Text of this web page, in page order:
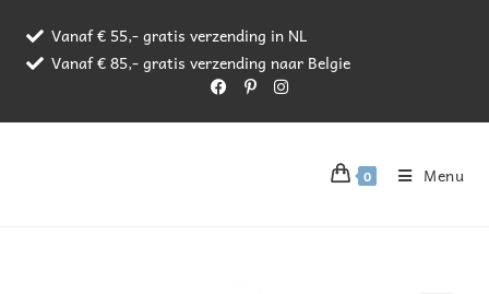
Vanaf € 55,- gratis verzending in NL
Vanaf € 85,- gratis verzending naar Belgie
0 Menu